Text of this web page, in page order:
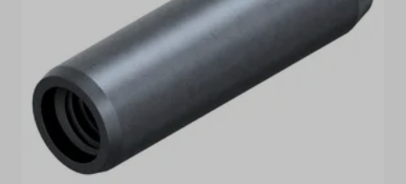
Pedidos de cotação
Marcas
Favoritos